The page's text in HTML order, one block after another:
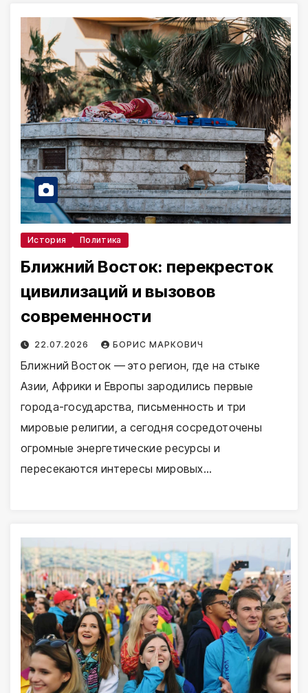
История Политика
Ближний Восток: перекресток
цивилизаций и вызовов
современности
22.07.2026 БОРИС МАРКОВИЧ
Ближний Восток — это регион, где на стыке
Азии, Африки и Европы зародились первые
города-государства, письменность и три
мировые религии, а сегодня сосредоточены
огромные энергетические ресурсы и
пересекаются интересы мировых…